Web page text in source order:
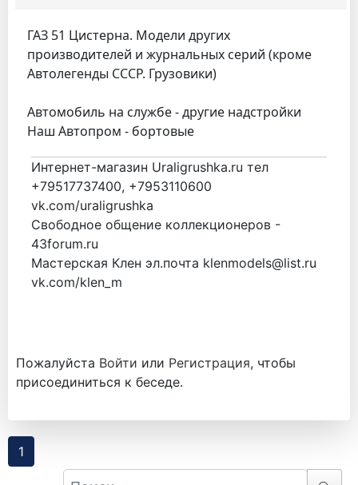
ГАЗ 51 Цистерна. Модели других
производителей и журнальных серий (кроме
Автолегенды СССР. Грузовики)
Автомобиль на службе - другие надстройки
Наш Автопром - бортовые
Интернет-магазин Uraligrushka.ru тел
+79517737400, +7953110600
vk.com/uraligrushka
Свободное общение коллекционеров -
43forum.ru
Мастерская Клен эл.почта klenmodels@list.ru
vk.com/klen_m
Пожалуйста Войти или Регистрация, чтобы
присоединиться к беседе.
1